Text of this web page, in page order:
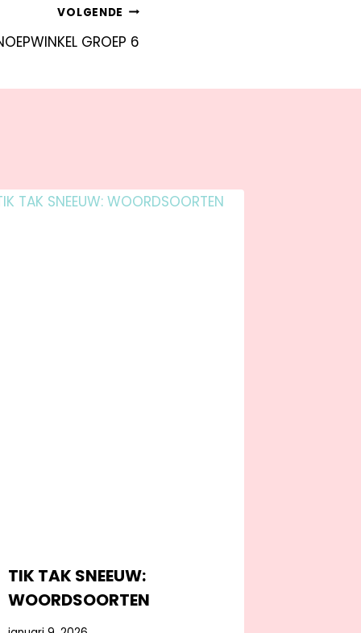
VOLGENDE
GROEP 6
TIK TAK SNEEUW:
WOORDSOORTEN